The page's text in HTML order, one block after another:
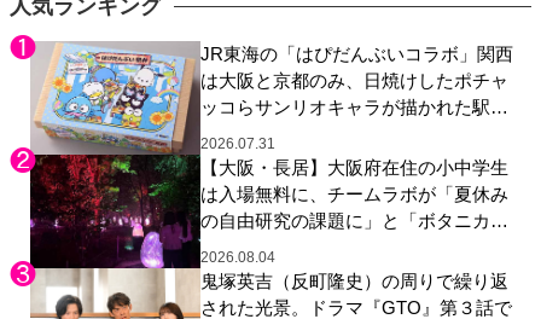
人気ランキング
JR東海の「はぴだんぶいコラボ」関西
は大阪と京都のみ、日焼けしたポチャ
ッコらサンリオキャラが描かれた駅弁
やグッズが登場
2026.07.31
【大阪・長居】大阪府在住の小中学生
は入場無料に、チームラボが「夏休み
の自由研究の課題に」と「ボタニカル
ガーデン 大阪」へ招待
2026.08.04
鬼塚英吉（反町隆史）の周りで繰り返
された光景。ドラマ『GTO』第３話で